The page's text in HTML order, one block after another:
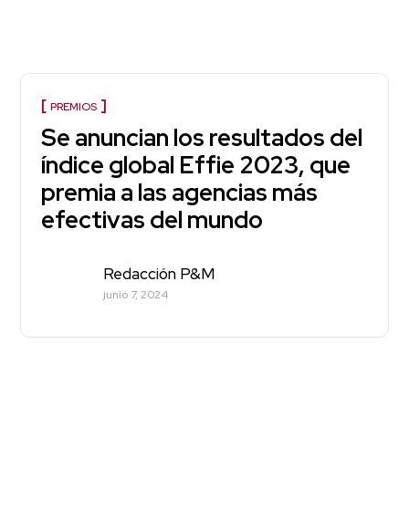
PREMIOS
Se anuncian los resultados del
índice global Effie 2023, que
premia a las agencias más
efectivas del mundo
Redacción P&M
junio 7, 2024